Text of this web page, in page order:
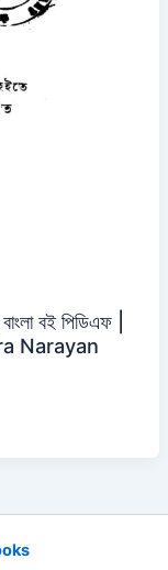
বই পিডিএফ |
Narayan